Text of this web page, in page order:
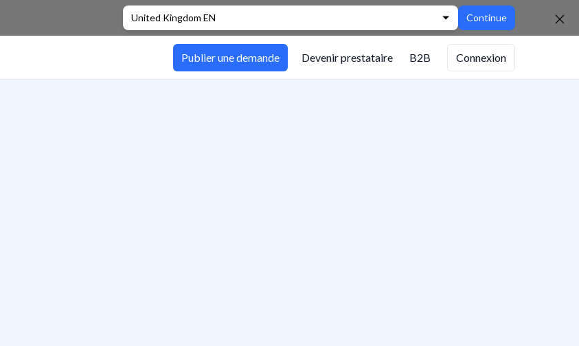
United Kingdom EN Continue
Publier une demande Devenir prestataire B2B Connexion